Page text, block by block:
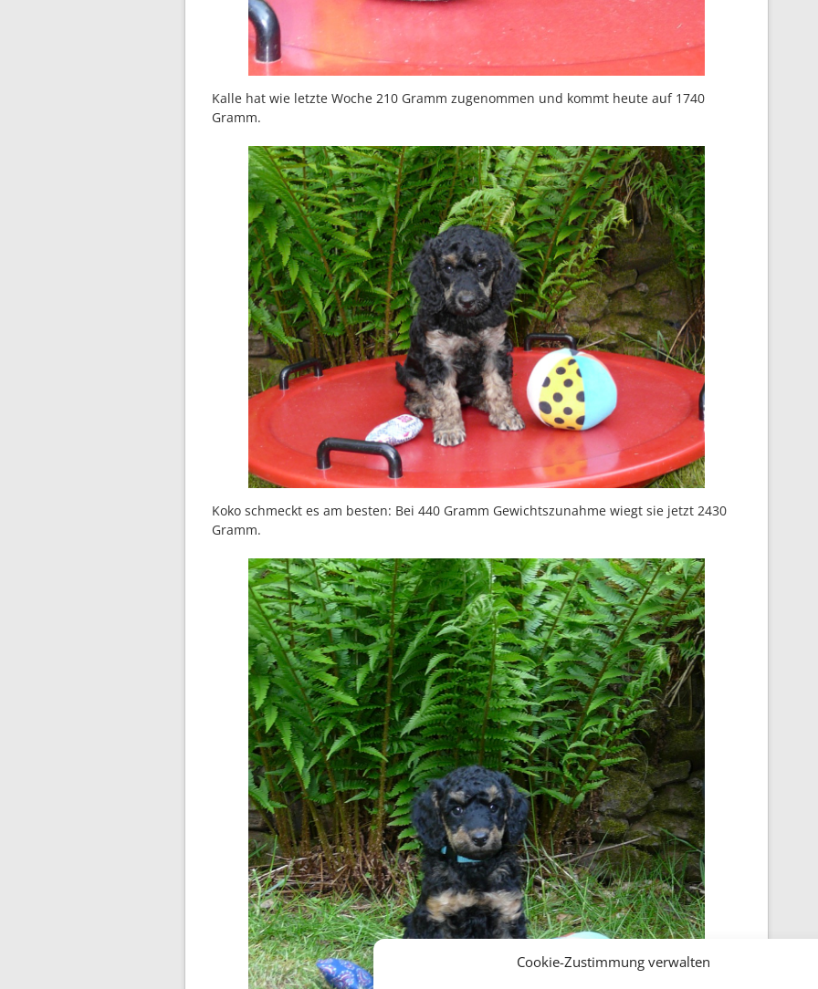
Cookie-Zustimmung verwalten
Kalle hat wie letzte Woche 210 Gramm zugenommen und kommt heute auf 1740
Gramm.
Koko schmeckt es am besten: Bei 440 Gramm Gewichtszunahme wiegt sie jetzt 2430
Gramm.